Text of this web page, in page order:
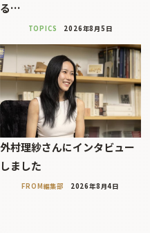
る…
TOPICS 2026年8月5日
外村理紗さんにインタビュー
しました
FROM編集部 2026年8月4日